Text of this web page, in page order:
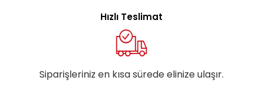
Hızlı Teslimat
Siparişleriniz en kısa sürede elinize ulaşır.